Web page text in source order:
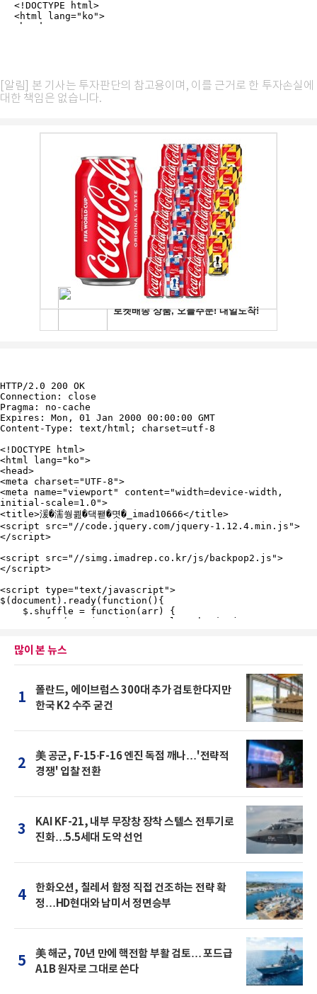
[알림] 본 기사는 투자판단의 참고용이며, 이를 근거로 한 투자손실에
대한 책임은 없습니다.
많이 본 뉴스
1
폴란드, 에이브럼스 300대 추가 검토한다지만
한국 K2 수주 굳건
2
美 공군, F-15·F-16 엔진 독점 깨나…'전략적
경쟁' 입찰 전환
3
KAI KF-21, 내부 무장창 장착 스텔스 전투기로
진화…5.5세대 도약 선언
4
한화오션, 칠레서 함정 직접 건조하는 전략 확
정…HD현대와 남미서 정면승부
5
美 해군, 70년 만에 핵전함 부활 검토… 포드급
A1B 원자로 그대로 쓴다